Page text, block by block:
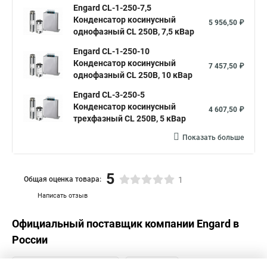
Engard CL-1-250-7,5
Конденсатор косинусный
однофазный CL 250В, 7,5 кВар
5 956,50 ₽
Engard CL-1-250-10
Конденсатор косинусный
однофазный CL 250В, 10 кВар
7 457,50 ₽
Engard CL-3-250-5
Конденсатор косинусный
трехфазный CL 250В, 5 кВар
4 607,50 ₽
Показать больше
Написать отзыв
Общая оценка товара: 5 1
Официальный поставщик компании Engard в
России